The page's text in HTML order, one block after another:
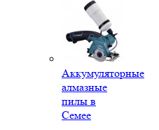
Аккумуляторные
алмазные
пилы в
Семее